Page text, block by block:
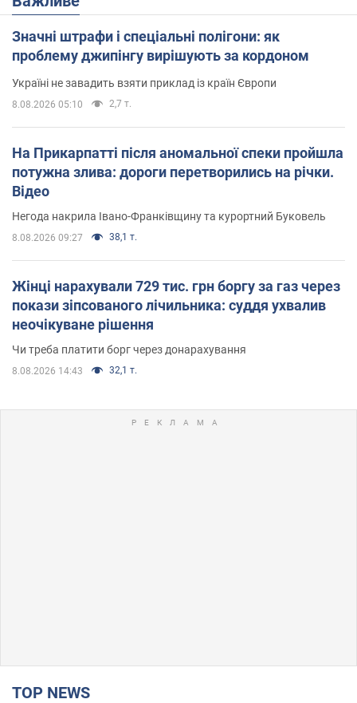
Значні штрафи і спеціальні полігони: як
проблему джипінгу вирішують за кордоном
Україні не завадить взяти приклад із країн Європи
8.08.2026 05:10 2,7 т.
На Прикарпатті після аномальної спеки пройшла
потужна злива: дороги перетворились на річки.
Відео
Негода накрила Івано-Франківщину та курортний Буковель
8.08.2026 09:27 38,1 т.
Жінці нарахували 729 тис. грн боргу за газ через
покази зіпсованого лічильника: суддя ухвалив
неочікуване рішення
Чи треба платити борг через донарахування
8.08.2026 14:43 32,1 т.
TOP NEWS